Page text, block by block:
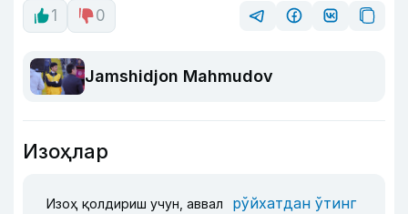
1
0
Jamshidjon Mahmudov
Изоҳлар
Изоҳ қолдириш учун, аввал рўйхатдан ўтинг